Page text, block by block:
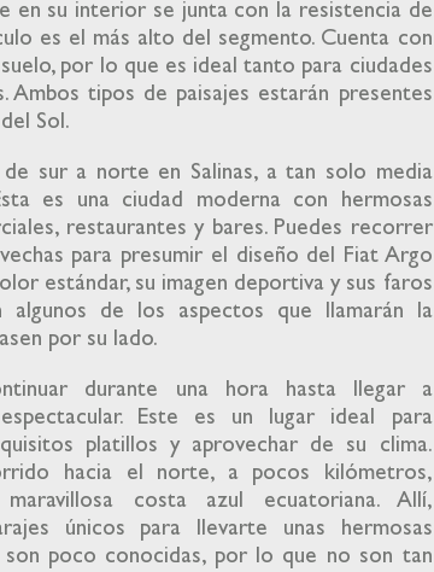
en su interior se junta con la resistencia de
es el más alto del segmento. Cuenta con
por lo que es ideal tanto para ciudades
Ambos tipos de paisajes estarán presentes
Sol.
sur a norte en Salinas, a tan solo media
es una ciudad moderna con hermosas
restaurantes y bares. Puedes recorrer
para presumir el diseño del Fiat Argo
estándar, su imagen deportiva y sus faros
algunos de los aspectos que llamarán la
por su lado.
durante una hora hasta llegar a
Este es un lugar ideal para
platillos y aprovechar de su clima.
hacia el norte, a pocos kilómetros,
costa azul ecuatoriana. Allí,
únicos para llevarte unas hermosas
son poco conocidas, por lo que no son tan